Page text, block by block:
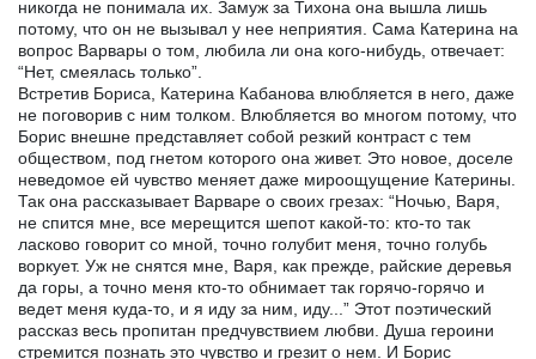
никогда не понимала их. Замуж за Тихона она вышла лишь
потому, что он не вызывал у нее неприятия. Сама Катерина на
вопрос Варвары о том, любила ли она кого-нибудь, отвечает:
“Нет, смеялась только”.
Встретив Бориса, Катерина Кабанова влюбляется в него, даже
не поговорив с ним толком. Влюбляется во многом потому, что
Борис внешне представляет собой резкий контраст с тем
обществом, под гнетом которого она живет. Это новое, доселе
неведомое ей чувство меняет даже мироощущение Катерины.
Так она рассказывает Варваре о своих грезах: “Ночью, Варя,
не спится мне, все мерещится шепот какой-то: кто-то так
ласково говорит со мной, точно голубит меня, точно голубь
воркует. Уж не снятся мне, Варя, как прежде, райские деревья
да горы, а точно меня кто-то обнимает так горячо-горячо и
ведет меня куда-то, и я иду за ним, иду...” Этот поэтический
рассказ весь пропитан предчувствием любви. Душа героини
стремится познать это чувство и грезит о нем. И Борис